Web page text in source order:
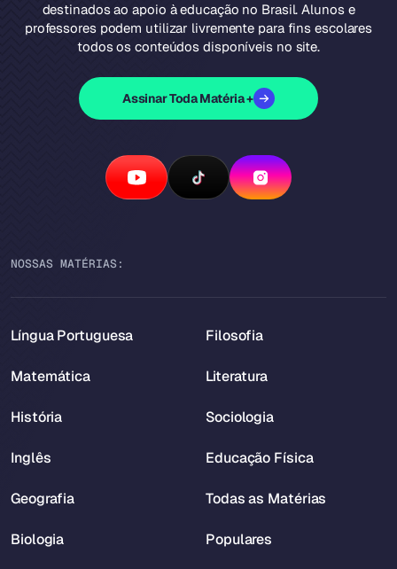
destinados ao apoio à educação no Brasil. Alunos e
professores podem utilizar livremente para fins escolares
todos os conteúdos disponíveis no site.
Assinar Toda Matéria +
NOSSAS MATÉRIAS:
Língua Portuguesa
Matemática
História
Inglês
Geografia
Biologia
Filosofia
Literatura
Sociologia
Educação Física
Todas as Matérias
Populares